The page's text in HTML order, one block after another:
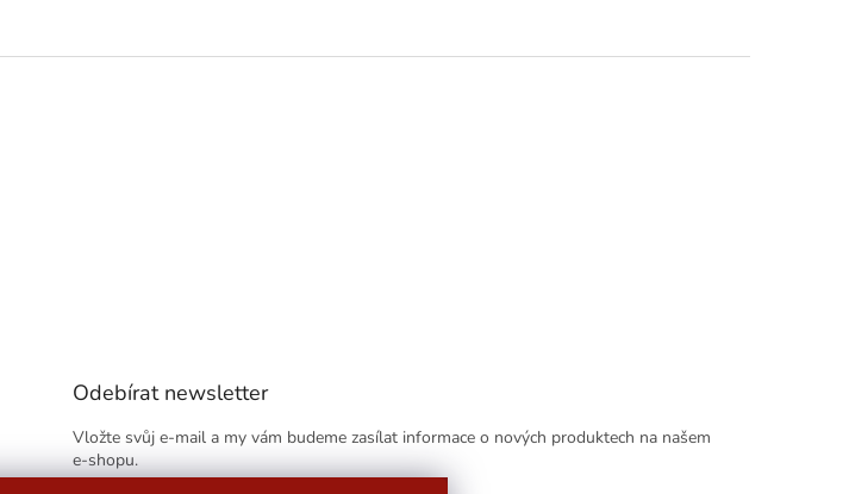
Odebírat newsletter
Vložte svůj e-mail a my vám budeme zasílat informace o nových produktech na našem
e-shopu.